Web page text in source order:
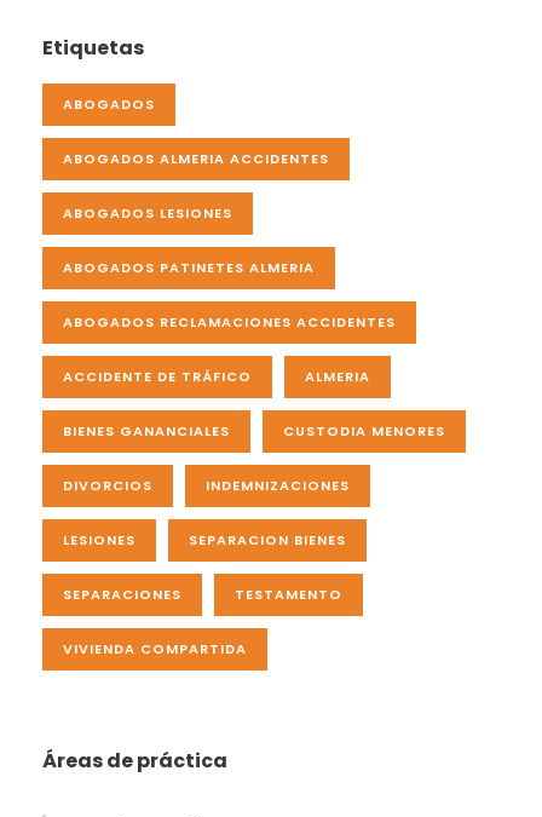
Etiquetas
ABOGADOS
ABOGADOS ALMERIA ACCIDENTES
ABOGADOS LESIONES
ABOGADOS PATINETES ALMERIA
ABOGADOS RECLAMACIONES ACCIDENTES
ACCIDENTE DE TRÁFICO ALMERIA
BIENES GANANCIALES CUSTODIA MENORES
DIVORCIOS INDEMNIZACIONES
LESIONES SEPARACION BIENES
SEPARACIONES TESTAMENTO
VIVIENDA COMPARTIDA
Áreas de práctica